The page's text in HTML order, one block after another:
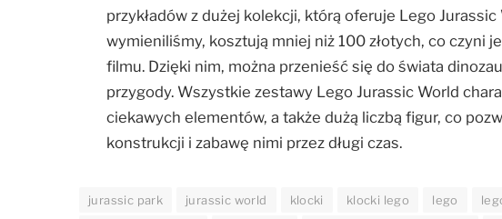
przykładów z dużej kolekcji, którą oferuje Lego
wymieniliśmy, kosztują mniej niż 100 złotych, co czyni
filmu. Dzięki nim, można przenieść się do świata
przygody. Wszystkie zestawy Lego Jurassic World
ciekawych elementów, a także dużą liczbą figur, co
konstrukcji i zabawę nimi przez długi czas.
jurassic park jurassic world klocki klocki lego lego